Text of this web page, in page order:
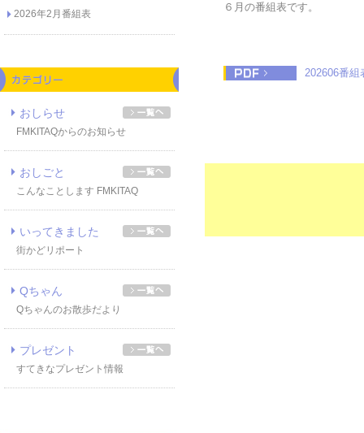
2026年2月番組表
おしらせ
FMKITAQからのお知らせ
おしごと
こんなことします FMKITAQ
いってきました
街かどリポート
Qちゃん
Qちゃんのお散歩だより
プレゼント
すてきなプレゼント情報
６月の番組表です。
202606番組